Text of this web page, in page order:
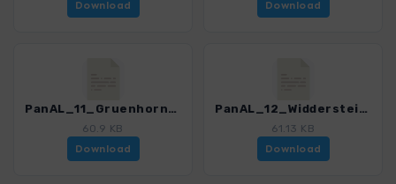
Download
Download
PanAL_11_Gruenhorn_3165_1.gpx
60.9 KB
Download
PanAL_12_Widderstein_3165_1.gpx
61.13 KB
Download